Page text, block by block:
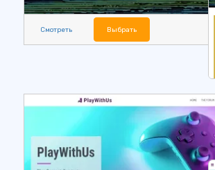
Смотреть Выбрать